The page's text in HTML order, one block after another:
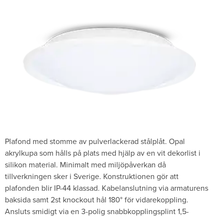
Plafond med stomme av pulverlackerad stålplåt. Opal
akrylkupa som hålls på plats med hjälp av en vit dekorlist i
silikon material. Minimalt med miljöpåverkan då
tillverkningen sker i Sverige. Konstruktionen gör att
plafonden blir IP-44 klassad. Kabelanslutning via armaturens
baksida samt 2st knockout hål 180° för vidarekoppling.
Ansluts smidigt via en 3-polig snabbkopplingsplint 1,5-